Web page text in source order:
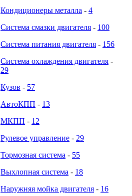
Кондиционеры металла - 4
Система смазки двигателя - 100
Система питания двигателя - 156
Система охлаждения двигателя -
29
Кузов - 57
АвтоКПП - 13
МКПП - 12
Рулевое управление - 29
Тормозная система - 55
Выхлопная система - 18
Наружняя мойка двигателя - 16